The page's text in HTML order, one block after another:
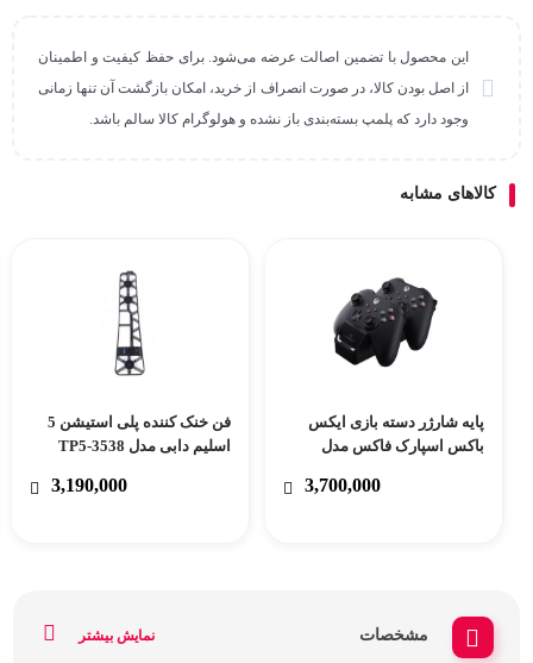
این محصول با تضمین اصالت عرضه می‌شود. برای حفظ کیفیت و اطمینان
از اصل بودن کالا، در صورت انصراف از خرید، امکان بازگشت آن تنها زمانی
وجود دارد که پلمپ بسته‌بندی باز نشده و هولوگرام کالا سالم باشد.
کالاهای مشابه
پایه شارژر دسته بازی ایکس
باکس اسپارک فاکس مدل
3,700,000
فن خنک کننده پلی استیشن 5
اسلیم دابی مدل TP5-3538
3,190,000
مشخصات نمایش بیشتر